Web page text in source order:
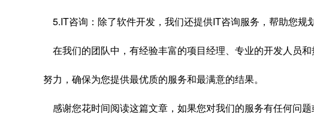
5.IT咨询：除了软件开发，我们还提供IT咨询服务，帮助您规
在我们的团队中，有经验丰富的项目经理、专业的开发人员
努力，确保为您提供最优质的服务和最满意的结果。
感谢您花时间阅读这篇文章，如果您对我们的服务有任何问